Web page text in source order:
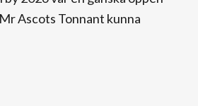
Ascots Tonnant kunna